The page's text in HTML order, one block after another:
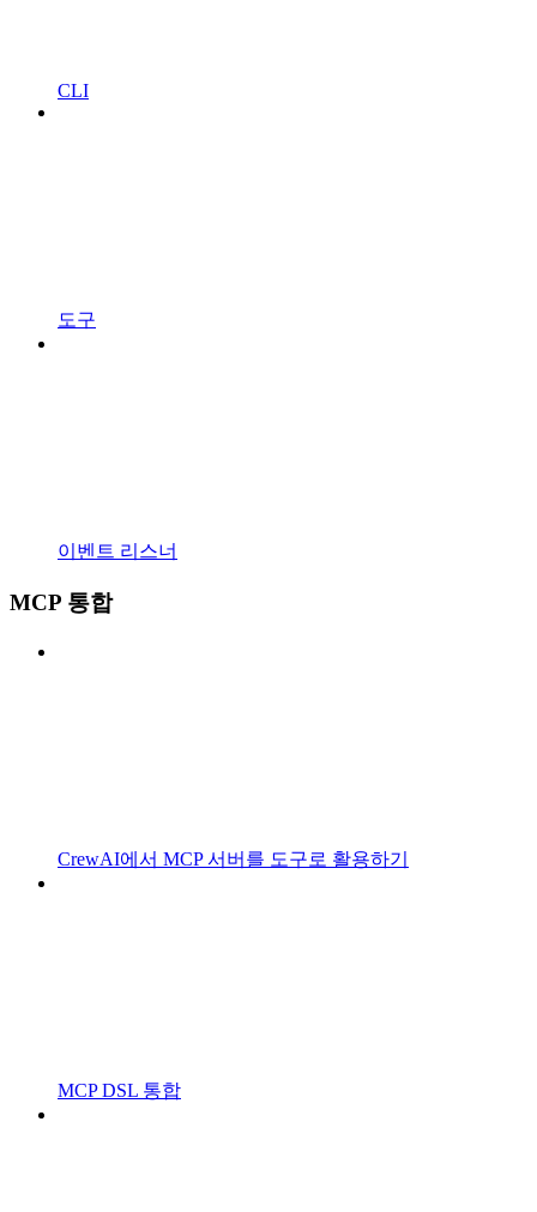
CLI
도구
이벤트 리스너
MCP 통합
CrewAI에서 MCP 서버를 도구로 활용하기
MCP DSL 통합